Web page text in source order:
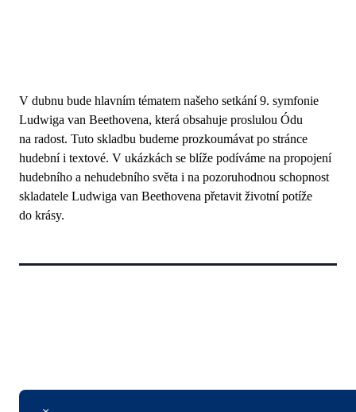
V dubnu bude hlavním tématem našeho setkání 9. symfonie
Ludwiga van Beethovena, která obsahuje proslulou Ódu
na radost. Tuto skladbu budeme prozkoumávat po stránce
hudební i textové. V ukázkách se blíže podíváme na propojení
hudebního a nehudebního světa i na pozoruhodnou schopnost
skladatele Ludwiga van Beethovena přetavit životní potíže
do krásy.